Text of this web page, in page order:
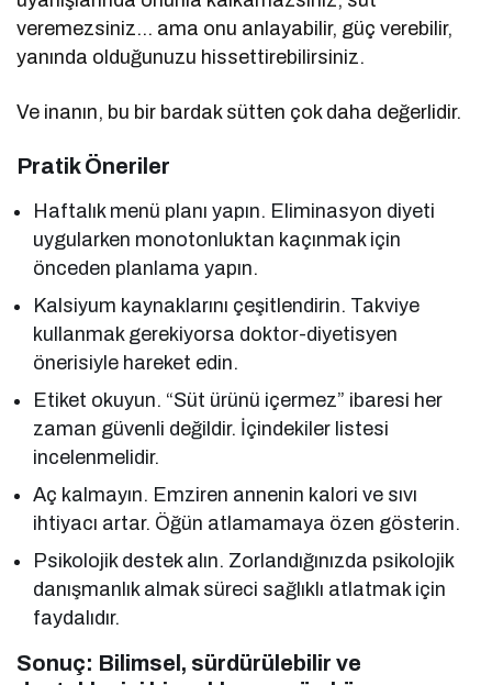
veremezsiniz… ama onu anlayabilir, güç verebilir,
yanında olduğunuzu hissettirebilirsiniz.
Ve inanın, bu bir bardak sütten çok daha değerlidir.
Pratik Öneriler
Haftalık menü planı yapın. Eliminasyon diyeti
uygularken monotonluktan kaçınmak için
önceden planlama yapın.
Kalsiyum kaynaklarını çeşitlendirin. Takviye
kullanmak gerekiyorsa doktor-diyetisyen
önerisiyle hareket edin.
Etiket okuyun. “Süt ürünü içermez” ibaresi her
zaman güvenli değildir. İçindekiler listesi
incelenmelidir.
Aç kalmayın. Emziren annenin kalori ve sıvı
ihtiyacı artar. Öğün atlamamaya özen gösterin.
Psikolojik destek alın. Zorlandığınızda psikolojik
danışmanlık almak süreci sağlıklı atlatmak için
faydalıdır.
Sonuç: Bilimsel, sürdürülebilir ve